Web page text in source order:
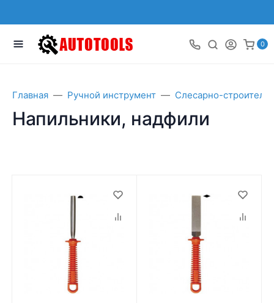
0
Главная Ручной инструмент Слесарно-
Напильники, надфили